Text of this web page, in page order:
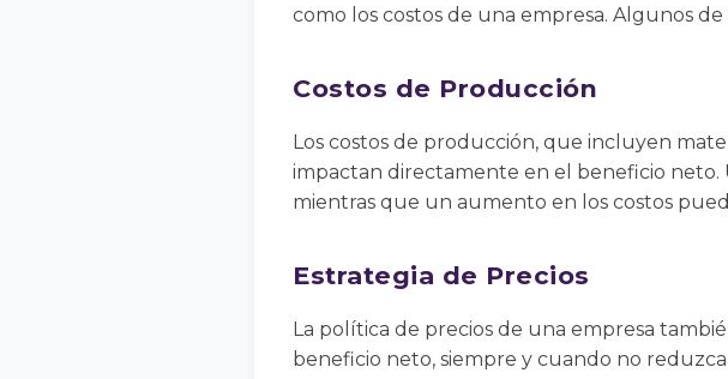
como los costos de una empresa. Algunos
Costos de Producción
Los costos de producción, que incluyen
impactan directamente en el beneficio neto.
mientras que un aumento en los costos
Estrategia de Precios
La política de precios de una empresa
beneficio neto, siempre y cuando no